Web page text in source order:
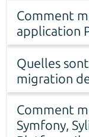
Comment
application
Quelles
migration
Comment
Symfony,